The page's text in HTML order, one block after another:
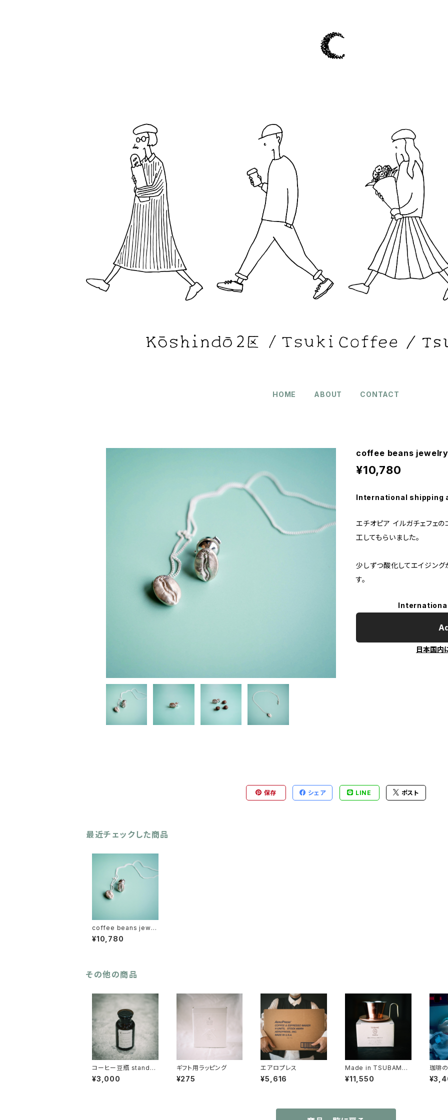
HOME ABOUT CONTACT
coffee beans jewelry
¥10,780
International shipping
エチオピア イルガチェフェ
工してもらいました。
少しずつ酸化してエイジン
す。
日本国内
保存 シェア LINE ポスト
最近チェックした商品
coffee beans jewel
ry
¥10,780
その他の商品
コーヒー豆瓶 standar
d
¥3,000
ギフト用ラッピング
¥275
エアロプレス
¥5,616
Made in TSUBAME
カリタ WAVEフィルタ
ー
¥11,550
珈琲